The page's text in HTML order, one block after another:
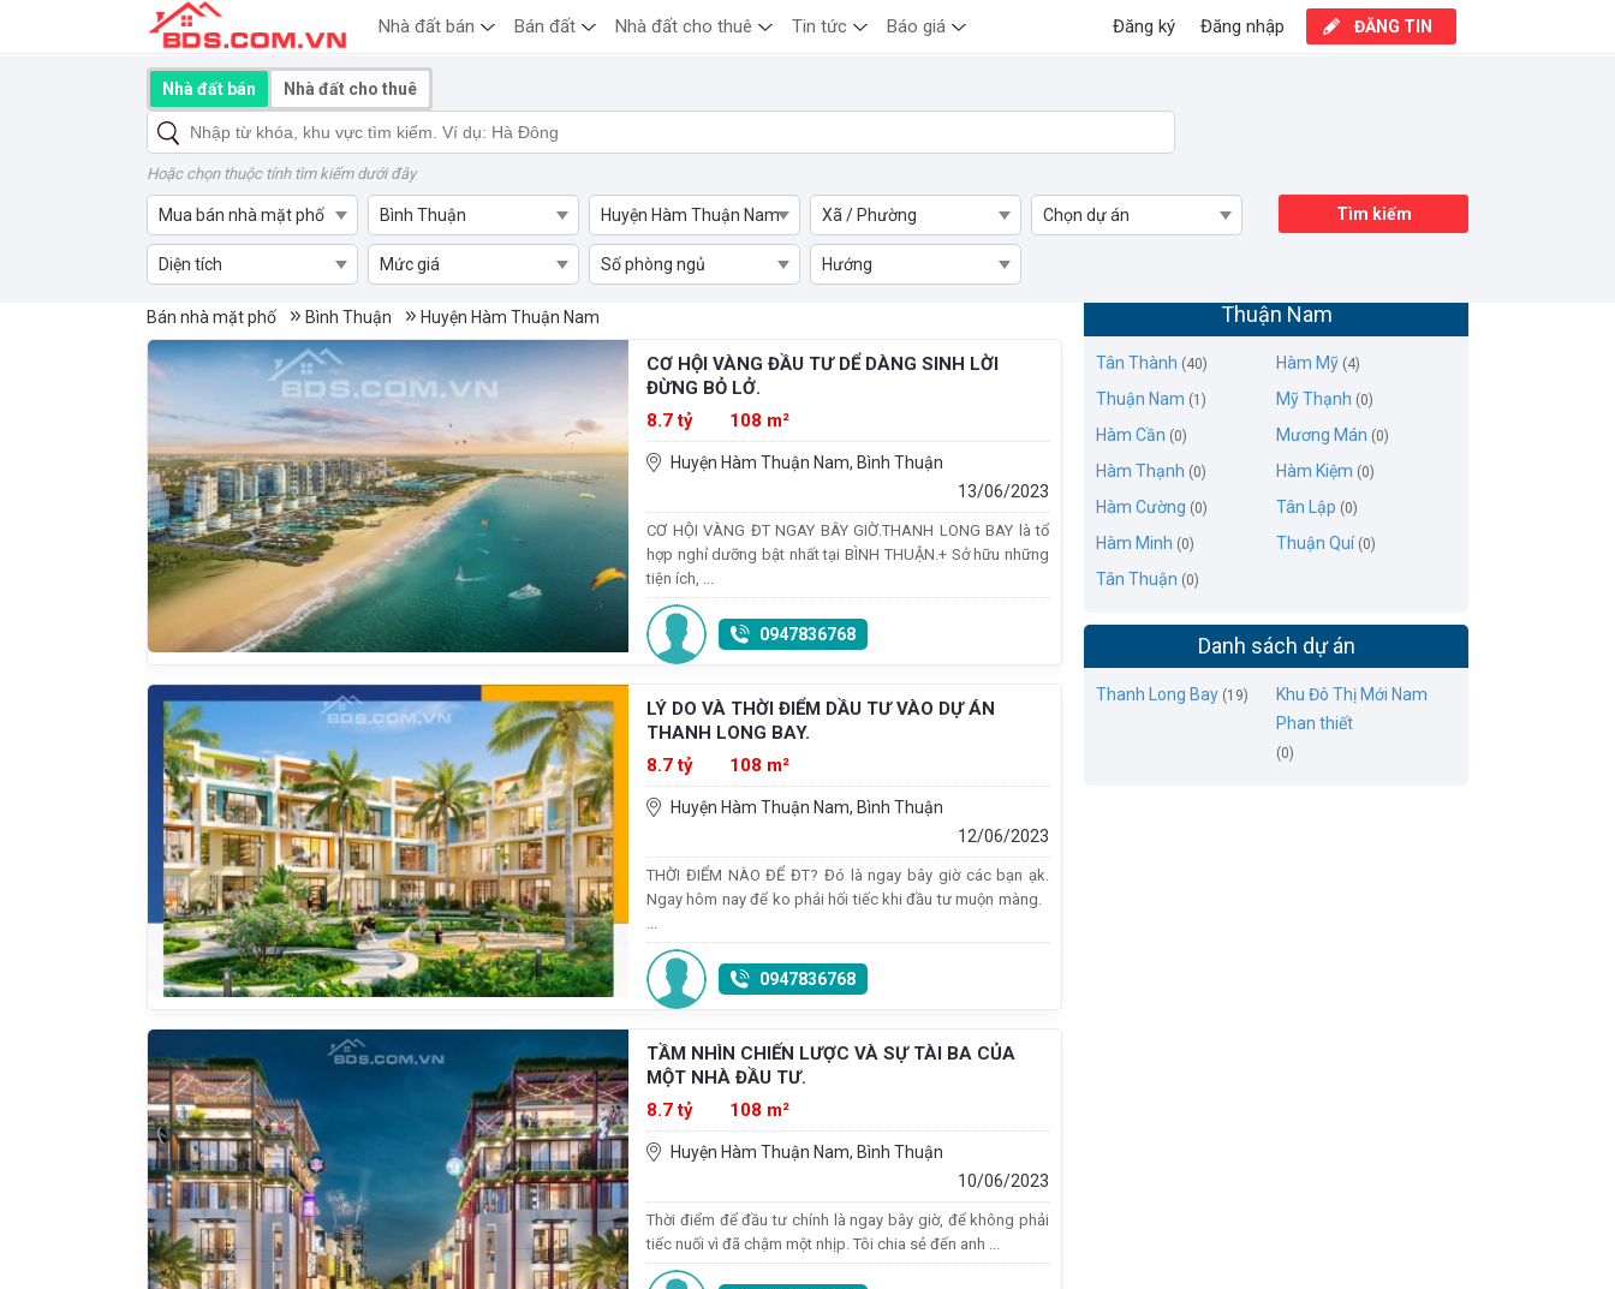
Mua bán nhà mặt phố Huyện Hàm Thuận Nam
Bán nhà mặt phố Bình Thuận Huyện Hàm Thuận Nam
CƠ HỘI VÀNG ĐẦU TƯ DỂ DÀNG SINH LỜI
ĐỪNG BỎ LỞ.
8.7 tỷ
108 m²
Huyện Hàm Thuận Nam, Bình Thuận
13/06/2023
CƠ HỘI VÀNG ĐT NGAY BÂY GIỜ.THANH LONG BAY là tổ
hợp nghỉ dưỡng bật nhất tại BÌNH THUẬN.+ Sở hữu những
tiện ích, ...
0947836768
LÝ DO VÀ THỜI ĐIỂM DẦU TƯ VÀO DỰ ÁN
THANH LONG BAY.
8.7 tỷ
108 m²
Huyện Hàm Thuận Nam, Bình Thuận
12/06/2023
THỜI ĐIỂM NÀO ĐỂ ĐT? Đó là ngay bây giờ các bạn ạk.
Ngay hôm nay để ko phải hối tiếc khi đầu tư muộn màng.
...
0947836768
TẦM NHÌN CHIẾN LƯỢC VÀ SỰ TÀI BA CỦA
MỘT NHÀ ĐẦU TƯ.
8.7 tỷ
108 m²
Huyện Hàm Thuận Nam, Bình Thuận
10/06/2023
Thời điểm để đầu tư chính là ngay bây giờ, để không phải
tiếc nuối vì đã chậm một nhịp. Tôi chia sẻ đến anh ...
Thuận Nam
Tân Thành (40) Hàm Mỹ (4)
Thuận Nam (1) Mỹ Thạnh (0)
Hàm Cần (0) Mương Mán (0)
Hàm Thạnh (0) Hàm Kiệm (0)
Hàm Cường (0) Tân Lập (0)
Hàm Minh (0) Thuận Quí (0)
Tân Thuận (0)
Danh sách dự án
Thanh Long Bay (19)
Khu Đô Thị Mới Nam
Phan thiết
(0)
Nhà đất bán Nhà đất cho thuê
Hoặc chọn thuộc tính tìm kiếm dưới đây
Mua bán nhà mặt phố Bình Thuận Huyện Hàm Thuận Nam Xã / Phường Chọn dự án
Diện tích Mức giá Số phòng ngủ Hướng
Tìm kiếm
Nhà đất bán Bán đất Nhà đất cho thuê Tin tức Báo giá ĐĂNG TIN
Đăng nhập
Đăng ký